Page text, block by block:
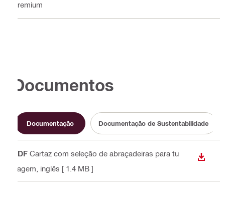
Premium
Documentos
Documentação Documentação de Sustentabilidade
PDF Cartaz com seleção de abraçadeiras para tu
bagem , inglês [ 1.4 MB ]